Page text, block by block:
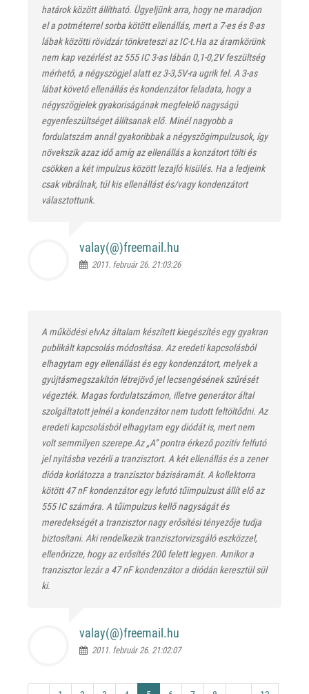
határok között állítható. Ügyeljünk arra, hogy ne maradjon
el a potméterrel sorba kötött ellenállás, mert a 7-es és 8-as
lábak közötti rövidzár tönkreteszi az IC-t.Ha az áramkörünk
nem kap vezérlést az 555 IC 3-as lábán 0,1-0,2V feszültség
mérhető, a négyszögjel alatt ez 3-3,5V-ra ugrik fel. A 3-as
lábat követő ellenállás és kondenzátor feladata, hogy a
négyszögjelek gyakoriságának megfelelő nagyságú
egyenfeszültséget állítsanak elő. Minél nagyobb a
fordulatszám annál gyakoribbak a négyszögimpulzusok, így
növekszik azaz idő amíg az ellenállás a konzátort tölti és
csökken a két impulzus között lezajló kisülés. Ha a ledjeink
csak vibrálnak, túl kis ellenállást és/vagy kondenzátort
választottunk.
valay(@)freemail.hu
2011. február 26. 21:03:26
A működési elvAz általam készített kiegészítés egy gyakran
publikált kapcsolás módosítása. Az eredeti kapcsolásból
elhagytam egy ellenállást és egy kondenzátort, melyek a
gyújtásmegszakítón létrejövő jel lecsengésének szűrését
végezték. Magas fordulatszámon, illetve generátor által
szolgáltatott jelnél a kondenzátor nem tudott feltöltődni. Az
eredeti kapcsolásból elhagytam egy diódát is, mert nem
volt semmilyen szerepe.Az „A” pontra érkező pozitív felfutó
jel nyitásba vezérli a tranzisztort. A két ellenállás és a zener
dióda korlátozza a tranzisztor bázisáramát. A kollektorra
kötött 47 nF kondenzátor egy lefutó tűimpulzust állít elő az
555 IC számára. A tűimpulzus kellő nagyságát és
meredekségét a tranzisztor nagy erősítési tényezője tudja
biztosítani. Aki rendelkezik tranzisztorvizsgáló eszközzel,
ellenőrizze, hogy az erősítés 200 felett legyen. Amikor a
tranzisztor lezár a 47 nF kondenzátor a diódán keresztül sül
ki.
valay(@)freemail.hu
2011. február 26. 21:02:07